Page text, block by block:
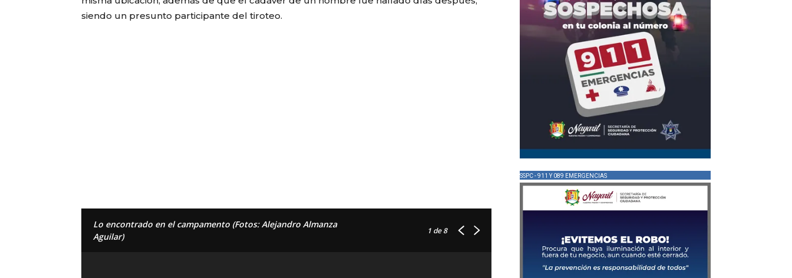
siendo un presunto participante del tiroteo.
Lo encontrado en el campamento (Fotos: Alejandro Almanza
Aguilar)
1 de 8
SSPC - 911 Y 089 EMERGENCIAS